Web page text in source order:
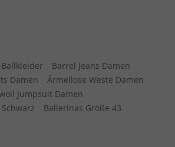
Ballkleider
Barrel Jeans Damen
Damen
Ärmellose Weste Damen
Jumpsuit Damen
Ballerinas Größe 43